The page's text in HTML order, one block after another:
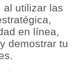
al utilizar las
en línea,
demostrar tu